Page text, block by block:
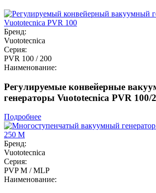
Бренд:
Vuototecnica
Серия:
PVR 100 / 200
Наименование:
Регулируемые конвейерные
генераторы Vuototecnica PVR 100/
Подробнее
Бренд:
Vuototecnica
Серия:
PVP M / MLP
Наименование: